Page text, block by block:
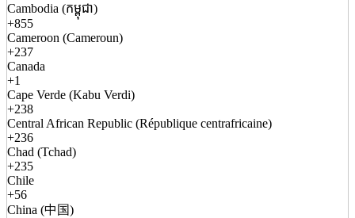
Cambodia (កម្ពុជា)
+855
Cameroon (Cameroun)
+237
Canada
+1
Cape Verde (Kabu Verdi)
+238
Central African Republic (République centrafricaine)
+236
Chad (Tchad)
+235
Chile
+56
China (中国)